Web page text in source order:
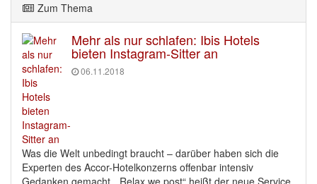
Zum Thema
Mehr als nur schlafen: Ibis Hotels
bieten Instagram-Sitter an
06.11.2018
Was die Welt unbedingt braucht – darüber haben sich die
Experten des Accor-Hotelkonzerns offenbar intensiv